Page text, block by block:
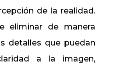
de la realidad.
eliminar de manera
detalles que puedan
a la imagen,